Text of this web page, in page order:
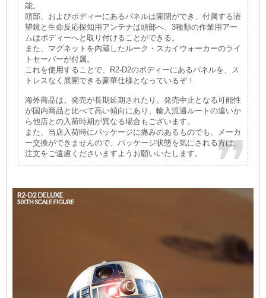
能。
頭部、およびボディーにあるパネルは開閉ができ、付属する潜
望鏡と生命反応探知用アンテナは頭部へ、3種類の作業用アー
ムはボディーへと取り付けることができる。
また、マグネットを内蔵したルーク・スカイウォーカーのライ
トセーバーが付属。
これを使用することで、R2-D2のボディーにあるパネルを、ス
トレスなく展開できる豪華仕様となっているぞ！
海外商品は、発売が長期延期されたり、発売中止となる可能性
が国内商品と比べて高い傾向にあり、輸入流通ルートの違いか
ら他店との入荷時期が異なる場合もございます。
また、当店入荷時にパッケージに痛みのあるものでも、メーカ
ー交換ができませんので、パッケージ状態を気にされる方は、
注文をご遠慮くださいますようお願いいたします。